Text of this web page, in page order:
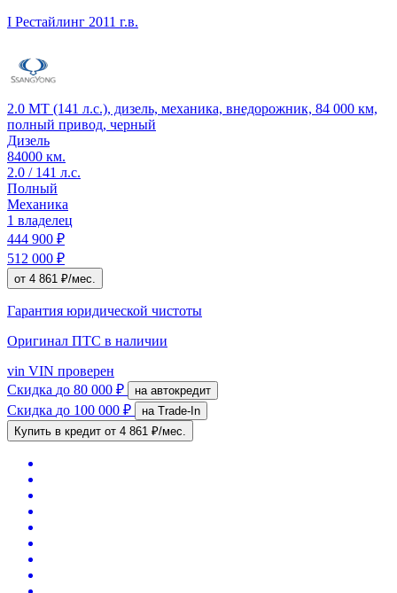
I Рестайлинг 2011 г.в.
2.0 MT (141 л.с.), дизель, механика, внедорожник, 84 000 км,
полный привод, черный
Дизель
84000 км.
2.0 / 141 л.с.
Полный
Механика
1 владелец
444 900 ₽
512 000 ₽
от 4 861 ₽/мес.
Гарантия юридической чистоты
Оригинал ПТС в наличии
vin VIN проверен
Скидка до 80 000 ₽ на автокредит
Скидка до 100 000 ₽
на Trade-In
Купить в кредит от 4 861 ₽/мес.